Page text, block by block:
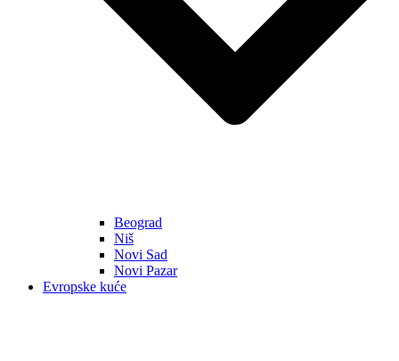
Beograd
Niš
Novi Sad
Novi Pazar
Evropske kuće